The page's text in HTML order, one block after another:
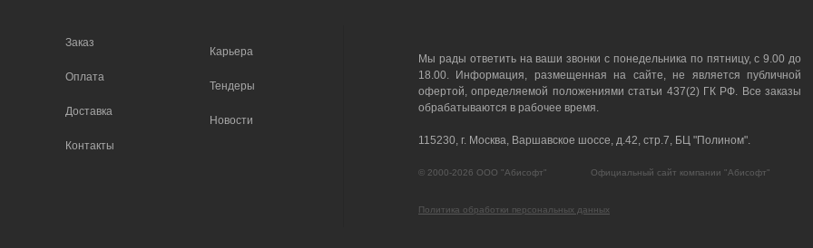
Заказ
Оплата
Доставка
Контакты
Карьера
Тендеры
Новости
Мы рады ответить на ваши звонки с понедельника по пятницу, с 9.00 до
18.00. Информация, размещенная на сайте, не является публичной
офертой, определяемой положениями статьи 437(2) ГК РФ. Все заказы
обрабатываются в рабочее время.
115230, г. Москва, Варшавское шоссе, д.42, стр.7, БЦ "Полином".
© 2000-2026 ООО "Абисофт" Официальный сайт компании "Абисофт"
Политика обработки персональных данных